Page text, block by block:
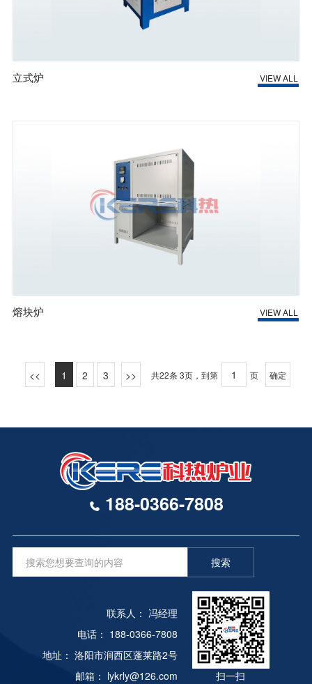
立式炉 VIEW ALL
熔块炉 VIEW ALL
1 2 3 共22条 3页，到第 页 确定
188-0366-7808
搜索
联系人： 冯经理
电话： 188-0366-7808
地址： 洛阳市涧西区蓬莱路2号
邮箱： lykrly@126.com
扫一扫